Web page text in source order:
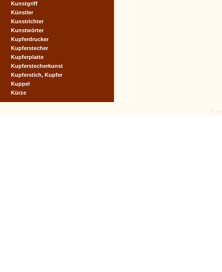
Kunstgriff
Künstler
Kunstrichter
Kunstwörter
Kupferdrucker
Kupferstecher
Kupferplatte
Kupferstecherkunst
Kupferstich, Kupfer
Kuppel
Kürze